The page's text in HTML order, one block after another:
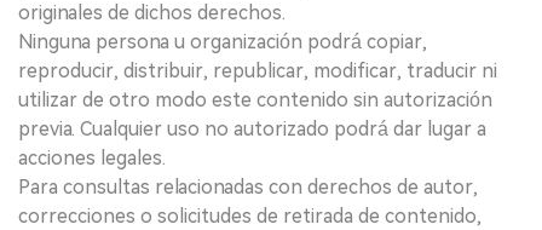
originales de dichos derechos.
Ninguna persona u organización podrá copiar,
reproducir, distribuir, republicar, modificar, traducir ni
utilizar de otro modo este contenido sin autorización
previa. Cualquier uso no autorizado podrá dar lugar a
acciones legales.
Para consultas relacionadas con derechos de autor,
correcciones o solicitudes de retirada de contenido,